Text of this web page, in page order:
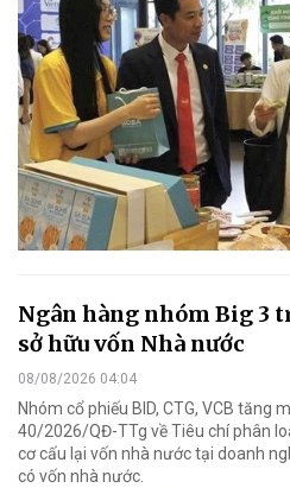
Ngân hàng nhóm Big 3
sở hữu vốn Nhà nước
08/08/2026 04:04
Nhóm cổ phiếu BID, CTG, VCB tăng
40/2026/QĐ-TTg về Tiêu chí phân
cơ cấu lại vốn nhà nước tại doanh
có vốn nhà nước.